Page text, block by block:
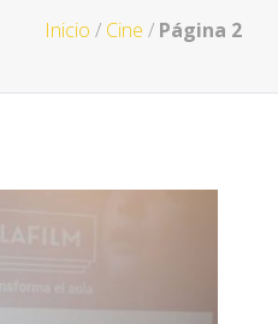
Inicio / Cine / Página 2